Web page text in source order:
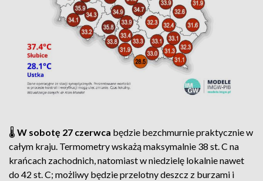
🌡️ W sobotę 27 czerwca będzie bezchmurnie praktycznie w
całym kraju. Termometry wskażą maksymalnie 38 st. C na
krańcach zachodnich, natomiast w niedzielę lokalnie nawet
do 42 st. C; możliwy będzie przelotny deszcz z burzami i